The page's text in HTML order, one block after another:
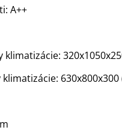
A++
630x800x300